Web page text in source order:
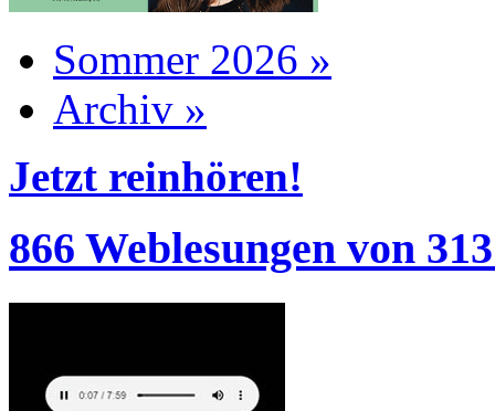
Sommer 2026 »
Archiv »
Jetzt reinhören!
866 Weblesungen von